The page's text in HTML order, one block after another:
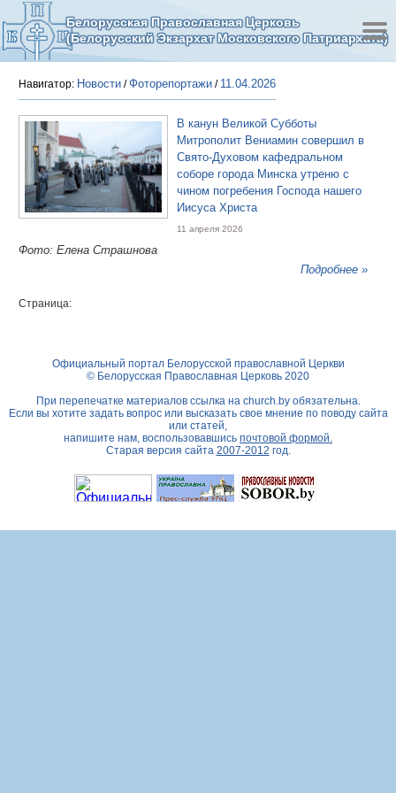
Белорусская Православная Церковь
(Белорусский Экзархат Московского Патриархата)
Навигатор: Новости /Фоторепортажи / 11.04.2026
В канун Великой Субботы
Митрополит Вениамин совершил в
Свято-Духовом кафедральном
соборе города Минска утреню с
чином погребения Господа нашего
Иисуса Христа
11 апреля 2026
Фото: Елена Страшнова
Подробнее »
Страница:
Официальный портал Белорусской православной Церкви
© Белорусская Православная Церковь 2020
При перепечатке материалов ссылка на church.byобязательна.
Если вы хотите задать вопрос или высказать свое мнение по поводу сайта
или статей,
напишите нам, воспользовавшись почтовой формой.
Старая версия сайта 2007-2012 год.